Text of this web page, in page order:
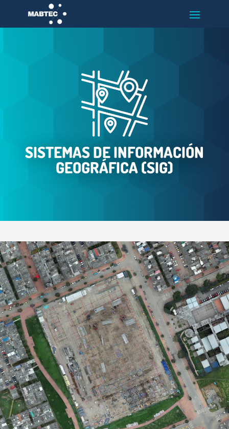
SISTEMAS DE INFORMACIÓN
GEOGRÁFICA (SIG)